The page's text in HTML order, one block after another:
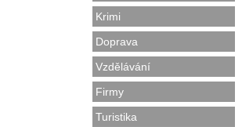
Krimi
Doprava
Vzdělávání
Firmy
Turistika